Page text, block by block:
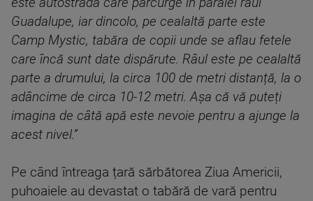
Guadalupe, iar dincolo, pe cealaltă parte este
Camp Mystic, tabăra de copii unde se aflau fetele
care încă sunt date dispărute. Râul este pe cealaltă
parte a drumului, la circa 100 de metri distanță, la o
adâncime de circa 10-12 metri. Așa că vă puteți
imagina de câtă apă este nevoie pentru a ajunge la
acest nivel.”
Pe când întreaga țară sărbătorea Ziua Americii,
puhoaiele au devastat o tabără de vară pentru